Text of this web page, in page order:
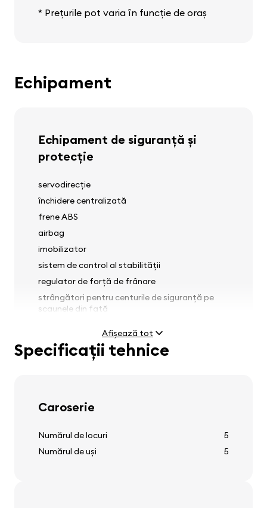
* Prețurile pot varia în funcție de oraș
Echipament
Echipament de siguranță și
protecție
servodirecție
închidere centralizată
frene ABS
airbag
imobilizator
sistem de control al stabilității
regulator de forță de frânare
strângători pentru centurile de siguranță pe
scaunele din față
spălători faruri față
Afișează tot
Specificații tehnice
Caroserie
Numărul de locuri
5
Numărul de uși
5